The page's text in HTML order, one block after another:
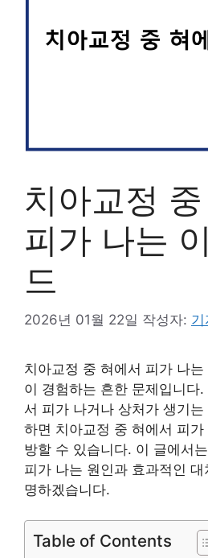
치아교정
피가 나는
드
2026년 01월 22일 작성자: 기
치아교정 중 혀에서 피가 나
이 경험하는 흔한 문제입니다
서 피가 나거나 상처가 생기
하면 치아교정 중 혀에서 피
방할 수 있습니다. 이 글에서
피가 나는 원인과 효과적인
명하겠습니다.
Table of Contents